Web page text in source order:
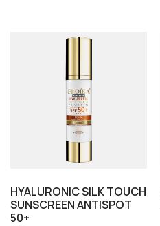
HYALURONIC SILK TOUCH
SUNSCREEN ANTISPOT
50+